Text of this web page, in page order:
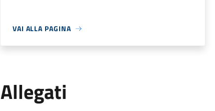
VAI ALLA PAGINA
Allegati